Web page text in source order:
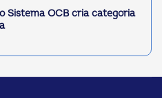
Sistema OCB cria categoria